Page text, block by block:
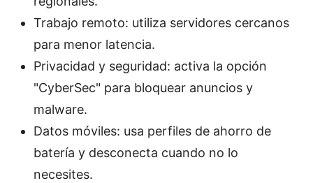
Trabajo remoto: utiliza servidores cercanos
para menor latencia.
Privacidad y seguridad: activa la opción
"CyberSec" para bloquear anuncios y
malware.
Datos móviles: usa perfiles de ahorro de
batería y desconecta cuando no lo
necesites.